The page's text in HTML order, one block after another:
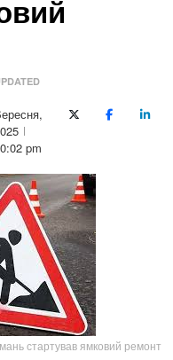
pm
X (Twitter)Facebook
стартував ямковий ремонт